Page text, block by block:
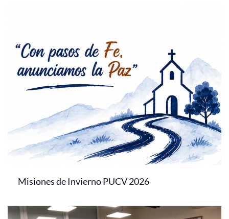
Misiones de Invierno PUCV 2026